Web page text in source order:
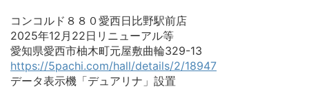
コンコルド８８０愛西日比野駅前店
2025年12月22日リニューアル等
愛知県愛西市柚木町元屋敷曲輪329-13
https://5pachi.com/hall/details/2/18947
データ表示機「デュアリナ」設置